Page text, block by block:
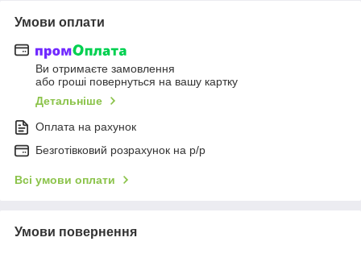
Умови оплати
Ви отримаєте замовлення
або гроші повернуться на вашу картку
Детальніше
Оплата на рахунок
Безготівковий розрахунок на р/р
Всі умови оплати
Умови повернення